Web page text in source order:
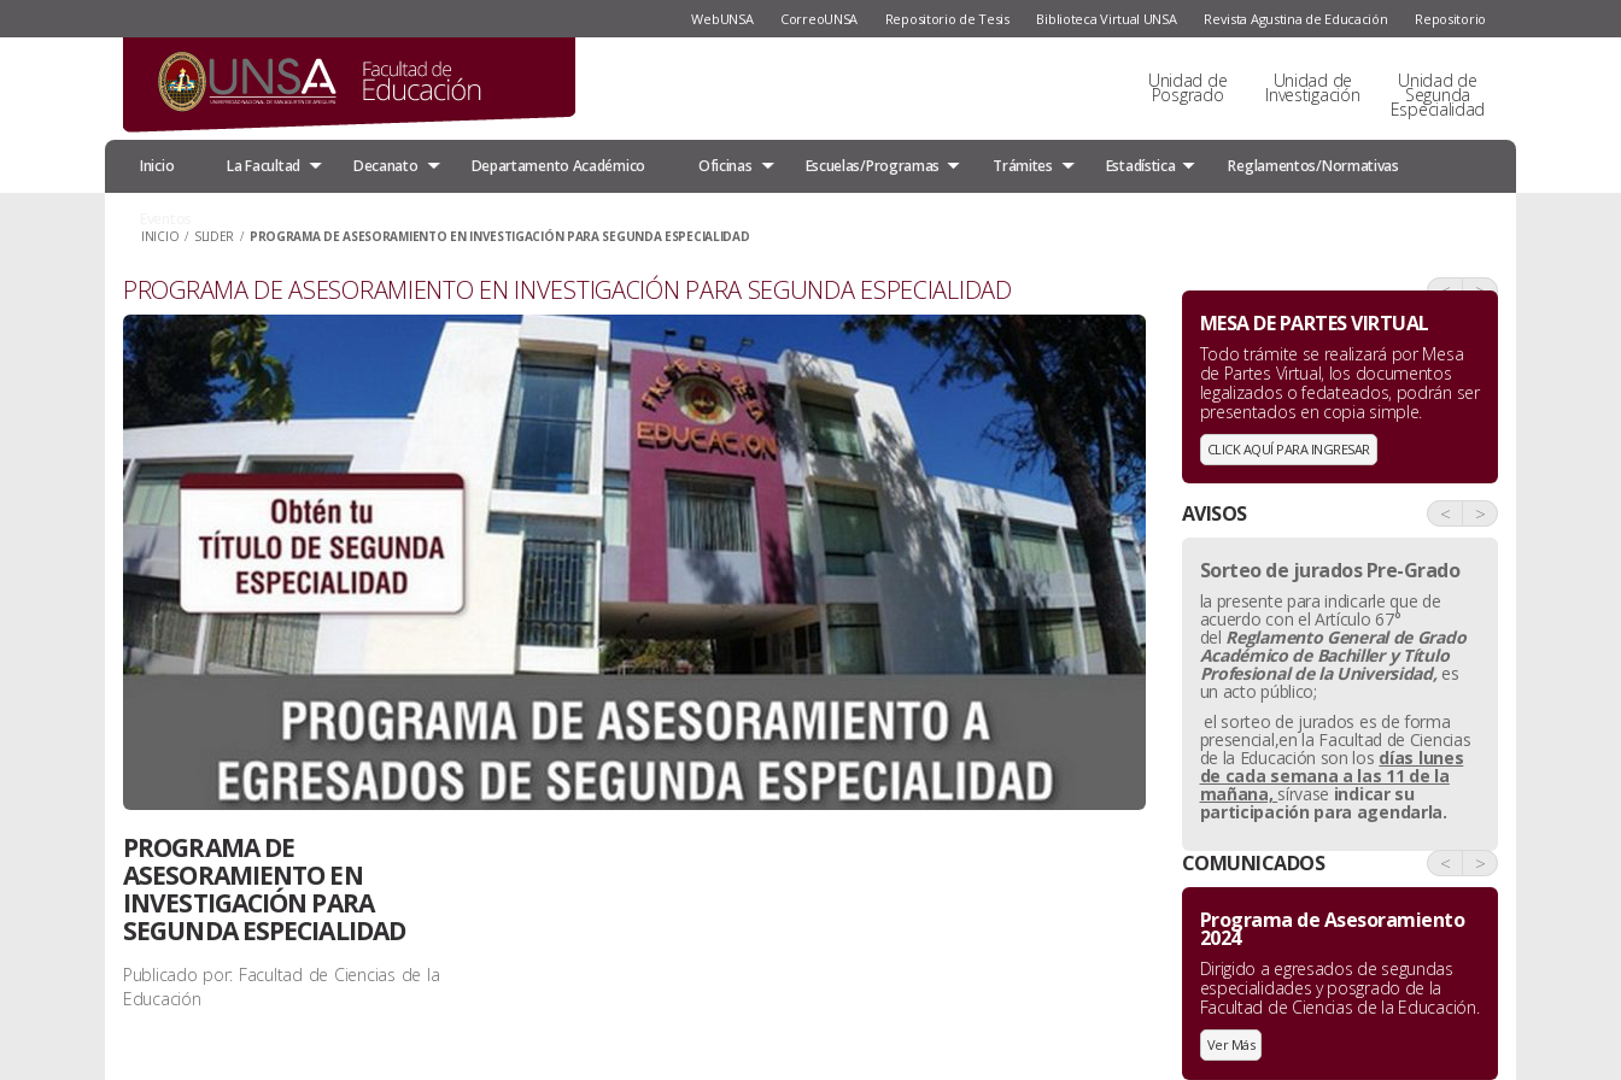
WebUNSA CorreoUNSA Repositorio de Tesis Biblioteca Virtual UNSA Revista Agustina de Educación Repositorio
Unidad de
Posgrado
Unidad de
Investigación
Unidad de
Segunda
Especialidad
Inicio La Facultad Decanato Departamento Académico Oficinas Escuelas/Programas Trámites Estadística Reglamentos/Normativas
INICIO / SLIDER / PROGRAMA DE ASESORAMIENTO EN INVESTIGACIÓN PARA SEGUNDA ESPECIALIDAD
PROGRAMA DE ASESORAMIENTO EN INVESTIGACIÓN PARA SEGUNDA ESPECIALIDAD
PROGRAMA DE
ASESORAMIENTO EN
INVESTIGACIÓN PARA
SEGUNDA ESPECIALIDAD
Publicado por: Facultad de Ciencias de la
Educación
< >
MESA DE PARTES VIRTUAL
Todo trámite se realizará por Mesa
de Partes Virtual, los documentos
legalizados o fedateados, podrán ser
presentados en copia simple.
CLICK AQUÍ PARA INGRESAR
AVISOS < >
Sorteo de jurados Pre-Grado
la presente para indicarle que de
acuerdo con el Artículo 67°
del Reglamento General de Grado
Académico de Bachiller yTítulo
Profesional de la Universidad, es
un acto público;
el sorteo de jurados es de forma
presencial,en la Facultad de Ciencias
de la Educación son los días lunes
de cada semana a las 11 de la
mañana, sírvase indicar su
participación para agendarla.
COMUNICADOS < >
Programa de Asesoramiento
2024
Dirigido a egresados de segundas
especialidades y posgrado de la
Facultad de Ciencias de la Educación.
Ver Más